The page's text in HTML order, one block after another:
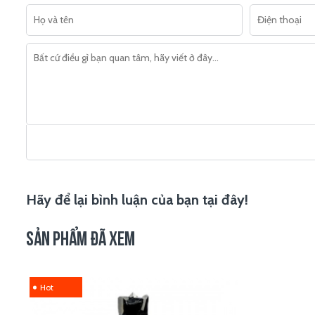
Hãy để lại bình luận của bạn tại đây!
SẢN PHẨM ĐÃ XEM
Hot